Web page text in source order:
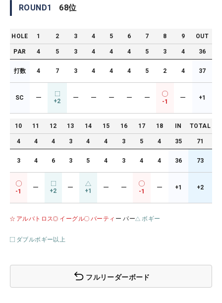
ROUND1 68位
HOLE 1 2 3 4 5 6 7 8 9 OUT
PAR 4 5 3 4 4 4 5 3 4 36
打数 4 7 3 4 4 4 5 2 4 37
SC ー +2 ー ー ー ー ー
-1
ー +1
10 11 12 13 14 15 16 17 18 IN TOTAL
4 4 4 3 4 4 3 5 4 35 71
3 4 6 3 5 4 3 4 4 36 73
-1
ー +2 ー +1 ー ー
-1
ー +1 +2
アルバトロス イーグル バーティ ー パー ボギー
ダブルボギー以上
フルリーダーボード